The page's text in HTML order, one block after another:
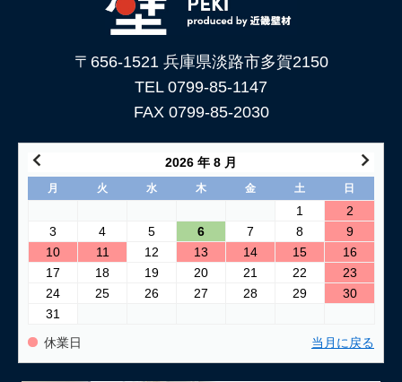
〒656-1521 兵庫県淡路市多賀2150
TEL 0799-85-1147
FAX 0799-85-2030
2026 年 8 月
月 火 水 木 金 土 日
1
2
3
4 5 6 7 8
9
10
11 12 13 14 15
16
17
18 19 20 21 22
23
24
25 26 27 28 29
30
31
休業日 当月に戻る